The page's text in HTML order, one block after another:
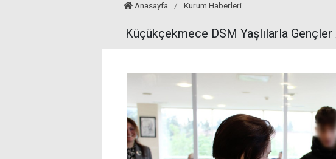
Anasayfa / Kurum Haberleri
Küçükçekmece DSM Yaşlılarla